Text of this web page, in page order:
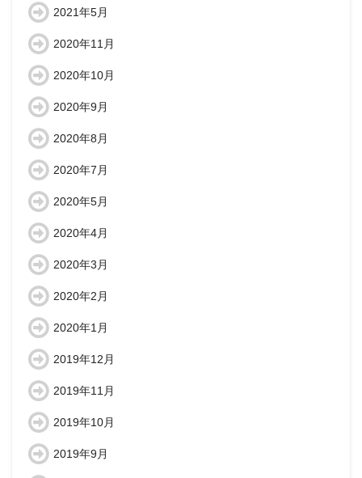
2021年5月
2020年11月
2020年10月
2020年9月
2020年8月
2020年7月
2020年5月
2020年4月
2020年3月
2020年2月
2020年1月
2019年12月
2019年11月
2019年10月
2019年9月